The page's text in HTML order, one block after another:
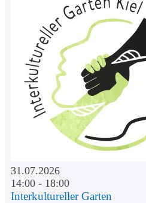
31.07.2026
14:00 - 18:00
Interkultureller Garten